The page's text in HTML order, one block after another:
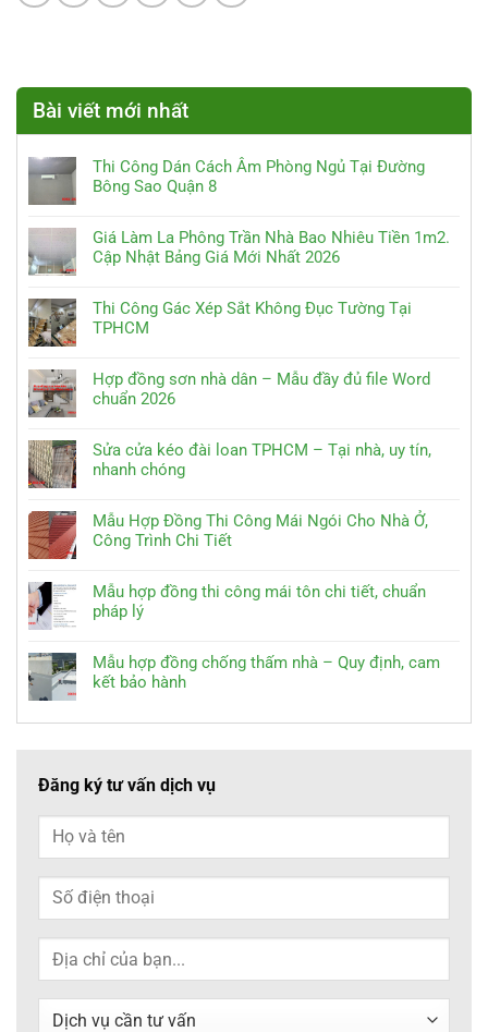
Bài viết mới nhất
Thi Công Dán Cách Âm Phòng Ngủ Tại Đường
Bông Sao Quận 8
Giá Làm La Phông Trần Nhà Bao Nhiêu Tiền 1m2.
Cập Nhật Bảng Giá Mới Nhất 2026
Thi Công Gác Xép Sắt Không Đục Tường Tại
TPHCM
Hợp đồng sơn nhà dân – Mẫu đầy đủ file Word
chuẩn 2026
Sửa cửa kéo đài loan TPHCM – Tại nhà, uy tín,
nhanh chóng
Mẫu Hợp Đồng Thi Công Mái Ngói Cho Nhà Ở,
Công Trình Chi Tiết
Mẫu hợp đồng thi công mái tôn chi tiết, chuẩn
pháp lý
Mẫu hợp đồng chống thấm nhà – Quy định, cam
kết bảo hành
Đăng ký tư vấn dịch vụ